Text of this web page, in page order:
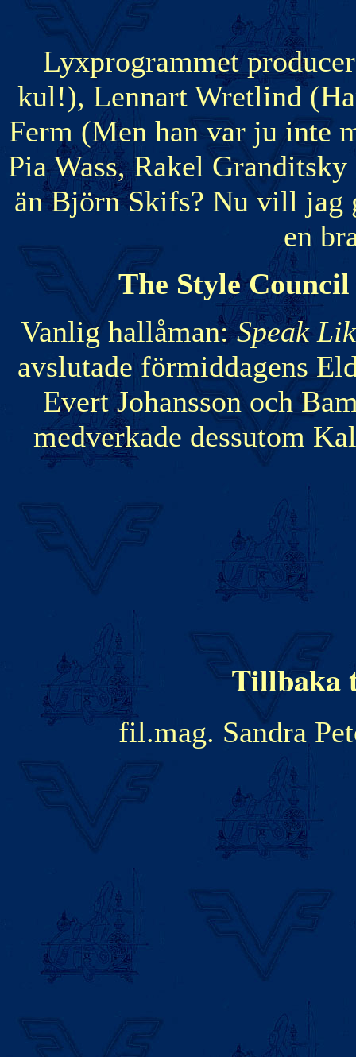
Lyxprogrammet
kul!), Lennart Wretlind
Ferm (Men han var ju inte
Pia Wass, Rakel
än Björn Skifs? Nu vill jag
en
The Style
Vanlig hallåman:Speak
avslutade förmiddagens
Evert Johansson och
medverkade dessutom
fil.mag. Sandra